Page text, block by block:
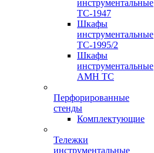
инструментальные
TC-1947
Шкафы
инструментальные
TC-1995/2
Шкафы
инструментальные
AMH TC
Перфорированные
стенды
Комплектующие
Тележки
инструментальные